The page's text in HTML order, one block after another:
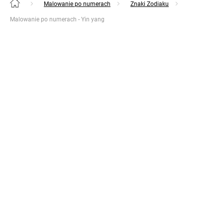
Home Malowanie po numerach Znaki Zodiaku
Malowanie po numerach - Yin yang